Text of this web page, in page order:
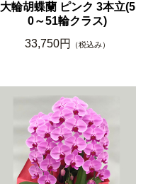
大輪胡蝶蘭 ピンク 3本立(5
0～51輪クラス)
33,750円
（税込み）